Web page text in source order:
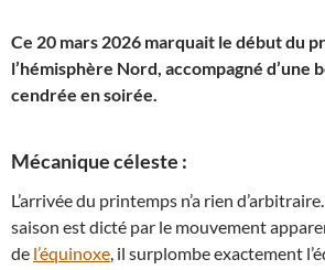
Ce 20 mars 2026 marquait le début du
l’hémisphère Nord, accompagné d’une
cendrée en soirée.
Mécanique céleste :
L’arrivée du printemps n’a rien
saison est dicté par le mouvement
de l’équinoxe, il surplombe exactement